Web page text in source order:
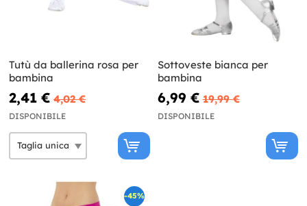
Tutù da ballerina rosa per
bambina
2,41 € 4,02 €
DISPONIBILE
Sottoveste bianca per
bambina
6,99 € 19,99 €
DISPONIBILE
-45%